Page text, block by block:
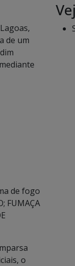
de um
de fogo
FUMAÇA
o